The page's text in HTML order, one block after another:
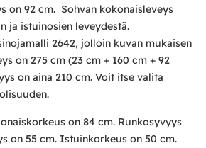
on 92 cm. Sohvan kokonaisleveys
ja istuinosien leveydestä.
2642, jolloin kuvan mukaisen
on 275 cm (23 cm + 160 cm + 92
on aina 210 cm. Voit itse valita
on 84 cm. Runkosyvyys
on 55 cm. Istuinkorkeus on 50 cm.